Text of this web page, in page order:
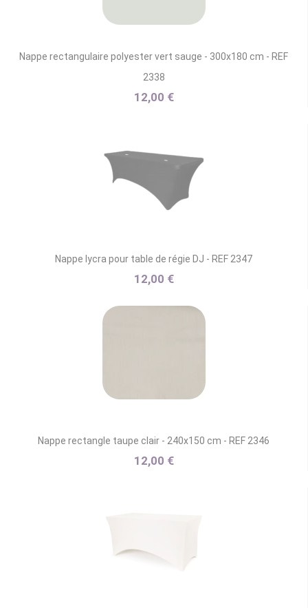
Nappe rectangulaire polyester vert sauge - 300x180 cm - REF
2338
12,00 €
Nappe lycra pour table de régie DJ - REF 2347
12,00 €
Nappe rectangle taupe clair - 240x150 cm - REF 2346
12,00 €